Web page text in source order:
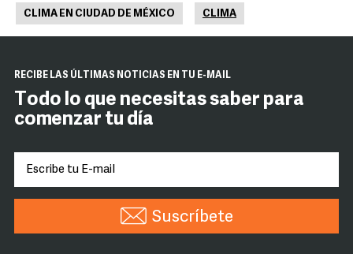
CLIMA EN CIUDAD DE MÉXICO CLIMA
RECIBE LAS ÚLTIMAS NOTICIAS EN TU E-MAIL
Todo lo que necesitas saber para
comenzar tu día
Suscríbete